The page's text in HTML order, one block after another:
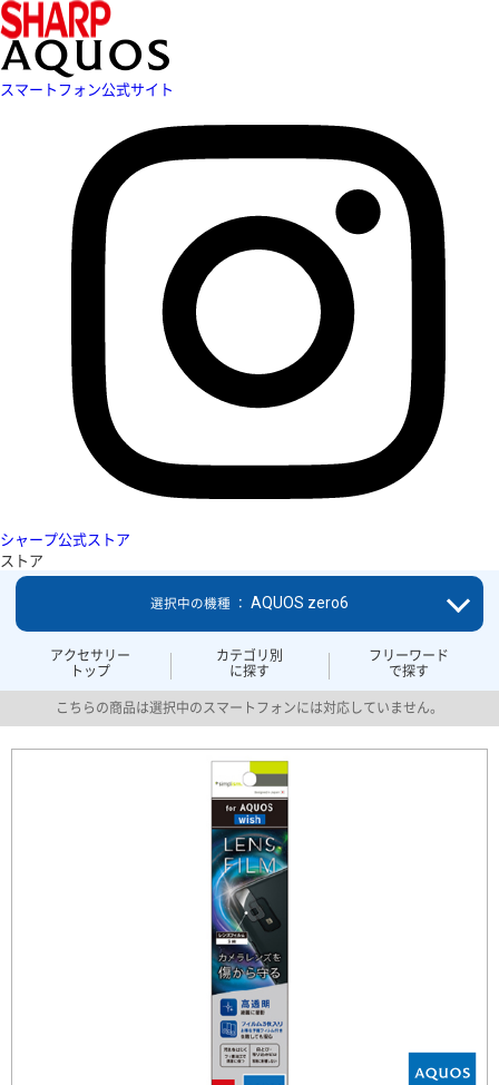
スマートフォン公式サイト
シャープ公式ストア
ストア
アクセサリー
トップ
カテゴリ別
に探す
フリーワード
で探す
選択中の機種 ： AQUOS zero6
こちらの商品は選択中のスマートフォンには対応していません。